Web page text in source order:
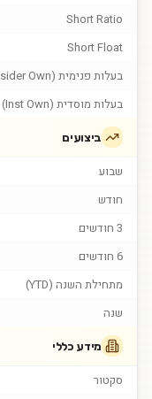
Short Ratio
Short Float
בעלות פנימית (Insider Own)
בעלות מוסדית (Inst Own)
ביצועים
שבוע
חודש
3 חודשים
6 חודשים
מתחילת השנה (YTD)
שנה
מידע כללי
סקטור